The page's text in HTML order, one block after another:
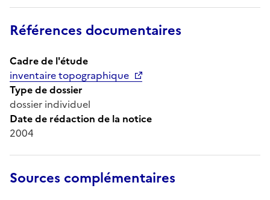
Références documentaires
Cadre de l'étude
inventaire topographique
Type de dossier
dossier individuel
Date de rédaction de la notice
2004
Sources complémentaires